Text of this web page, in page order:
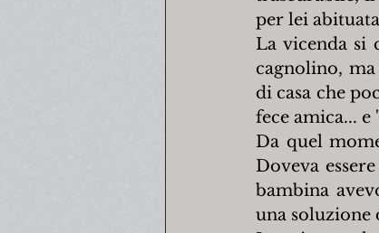
per lei
La vicenda si
cagnolino,
di casa che
fece amica...
Da quel
Doveva
bambina
una soluzione